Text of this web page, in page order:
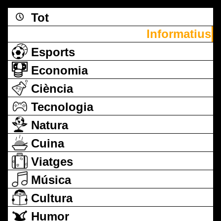
Tot
Informatius
Esports
Economia
Ciència
Tecnologia
Natura
Cuina
Viatges
Música
Cultura
Humor